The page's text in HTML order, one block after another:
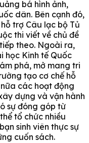
bá hình ảnh,
dân. Bên cạnh đó,
trợ Câu lạc bộ Tủ
thi viết về chủ đề
theo. Ngoài ra,
học Kinh tế Quốc
phá, mở mang tri
tạo cơ chế hỗ
các hoạt động
dựng và vận hành
sự đóng góp từ
tổ chức nhiều
sinh viên thực sự
cuốn sách.